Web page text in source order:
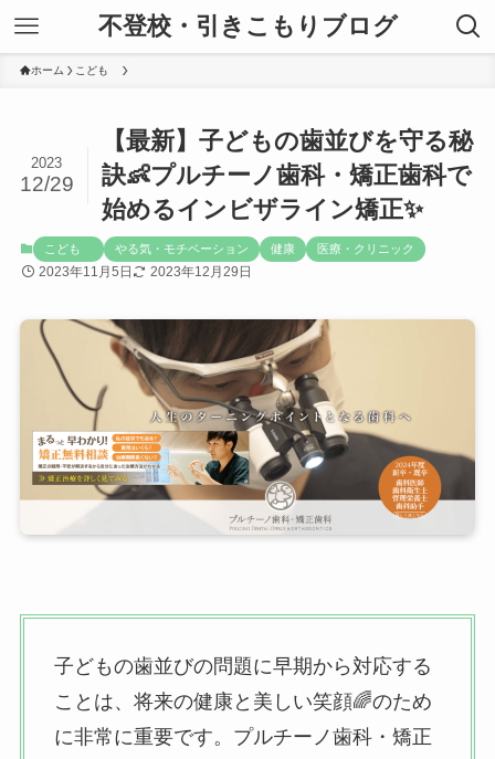
不登校・引きこもりブログ
ホーム こども
【最新】子どもの歯並びを守る秘
訣👶プルチーノ歯科・矯正歯科で
始めるインビザライン矯正✨
2023
12/29
こども やる気・モチベーション 健康 医療・クリニック
2023年11月5日 2023年12月29日
子どもの歯並びの問題に早期から対応する
ことは、将来の健康と美しい笑顔🌈のため
に非常に重要です。プルチーノ歯科・矯正